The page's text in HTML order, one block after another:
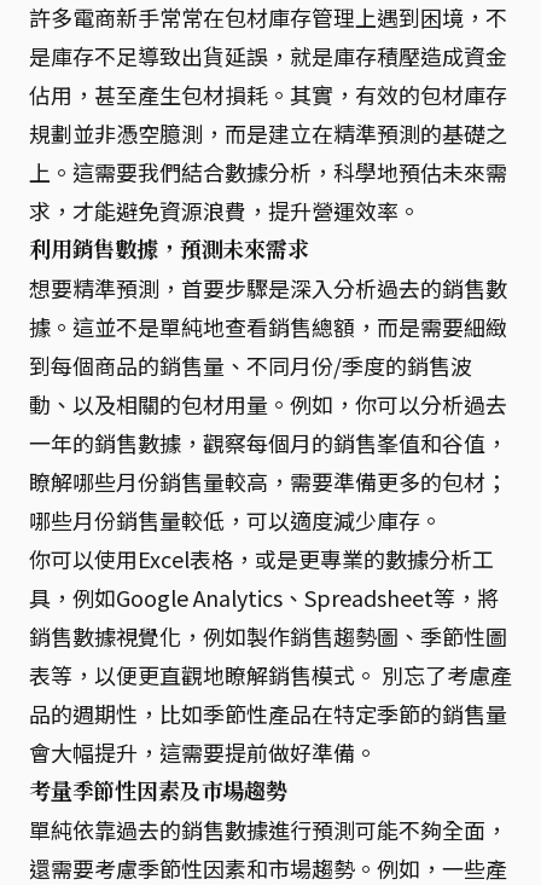
許多電商新手常常在包材庫存管理上遇到困境，不
是庫存不足導致出貨延誤，就是庫存積壓造成資金
佔用，甚至產生包材損耗。其實，有效的包材庫存
規劃並非憑空臆測，而是建立在精準預測的基礎之
上。這需要我們結合數據分析，科學地預估未來需
求，才能避免資源浪費，提升營運效率。
利用銷售數據，預測未來需求
想要精準預測，首要步驟是深入分析過去的銷售數
據。這並不是單純地查看銷售總額，而是需要細緻
到每個商品的銷售量、不同月份/季度的銷售波
動、以及相關的包材用量。例如，你可以分析過去
一年的銷售數據，觀察每個月的銷售峯值和谷值，
瞭解哪些月份銷售量較高，需要準備更多的包材；
哪些月份銷售量較低，可以適度減少庫存。
你可以使用Excel表格，或是更專業的數據分析工
具，例如Google Analytics、Spreadsheet等，將
銷售數據視覺化，例如製作銷售趨勢圖、季節性圖
表等，以便更直觀地瞭解銷售模式。 別忘了考慮產
品的週期性，比如季節性產品在特定季節的銷售量
會大幅提升，這需要提前做好準備。
考量季節性因素及市場趨勢
單純依靠過去的銷售數據進行預測可能不夠全面，
還需要考慮季節性因素和市場趨勢。例如，一些產